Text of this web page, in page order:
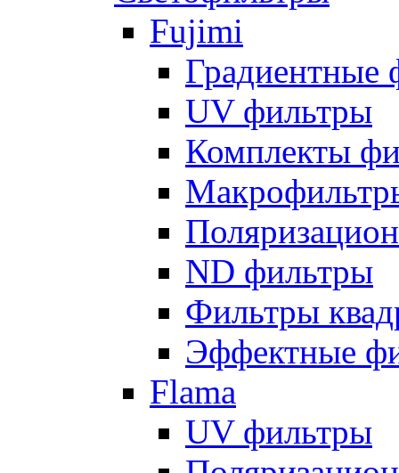
Fujimi
Градиентные
UV фильтры
Комплекты
ND фильтры
Фильтры
Эффектные
Flama
UV фильтры